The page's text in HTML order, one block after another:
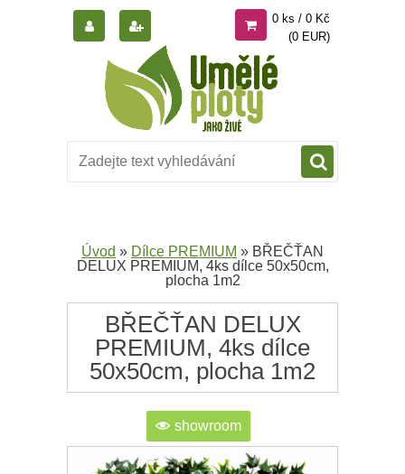
0 ks / 0 Kč
(0 EUR)
Úvod » Dílce PREMIUM » BŘEČŤAN
DELUX PREMIUM, 4ks dílce 50x50cm,
plocha 1m2
BŘEČŤAN DELUX
PREMIUM, 4ks dílce
50x50cm, plocha 1m2
showroom